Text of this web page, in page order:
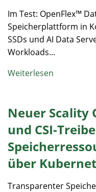
Im Test: OpenFlex™
Speicherplattform in
SSDs und AI Data
Workloads...
Weiterlesen
Neuer Scality
und CSI-
über
Transparenter